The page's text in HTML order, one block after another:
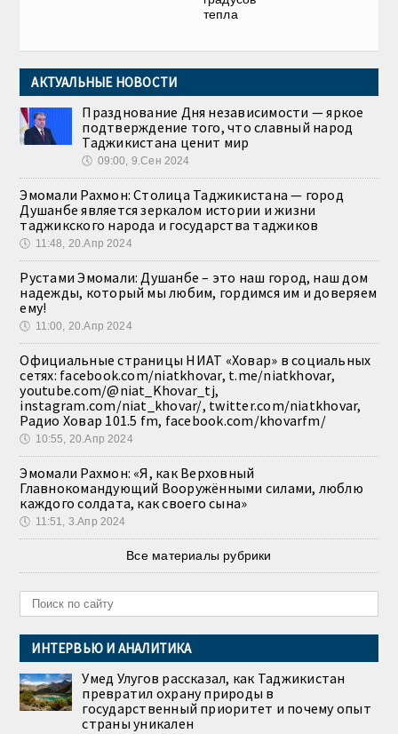
тепла
АКТУАЛЬНЫЕ НОВОСТИ
Празднование Дня независимости — яркое
подтверждение того, что славный народ
Таджикистана ценит мир
🕔 09:00, 9.Сен 2024
Эмомали Рахмон: Столица Таджикистана — город
Душанбе является зеркалом истории и жизни
таджикского народа и государства таджиков
🕔 11:48, 20.Апр 2024
Рустами Эмомали: Душанбе – это наш город, наш дом
надежды, который мы любим, гордимся им и доверяем
ему!
🕔 11:00, 20.Апр 2024
Официальные страницы НИАТ «Ховар» в социальных
сетях: facebook.com/niatkhovar, t.me/niatkhovar,
youtube.com/@niat_Khovar_tj,
instagram.com/niat_khovar/, twitter.com/niatkhovar,
Радио Ховар 101.5 fm, facebook.com/khovarfm/
🕔 10:55, 20.Апр 2024
Эмомали Рахмон: «Я, как Верховный
Главнокомандующий Вооружёнными силами, люблю
каждого солдата, как своего сына»
🕔 11:51, 3.Апр 2024
Все материалы рубрики
ИНТЕРВЬЮ И АНАЛИТИКА
Умед Улугов рассказал, как Таджикистан
превратил охрану природы в
государственный приоритет и почему опыт
страны уникален